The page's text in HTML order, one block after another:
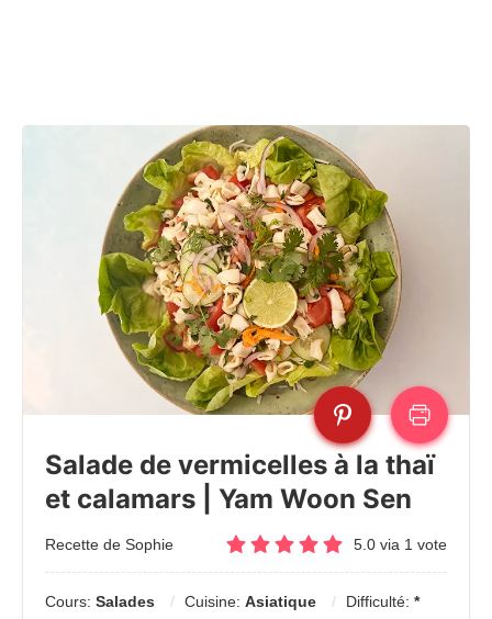
Salade de vermicelles à la thaï
et calamars | Yam Woon Sen
Recette de Sophie 5.0 via 1 vote
Cours: Salades Cuisine: Asiatique Difficulté: *